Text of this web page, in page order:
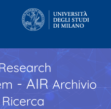
- AIR Archivio